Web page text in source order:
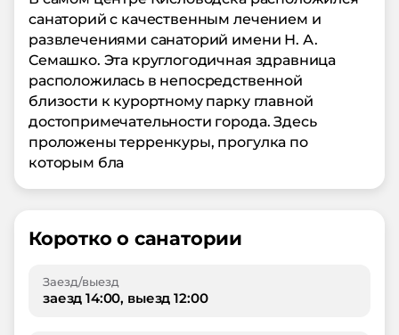
санаторий с качественным лечением и
развлечениями санаторий имени Н. А.
Семашко. Эта круглогодичная здравница
расположилась в непосредственной
близости к курортному парку главной
достопримечательности города. Здесь
проложены терренкуры, прогулка по
которым бла
Коротко о санатории
Заезд/выезд
заезд 14:00, выезд 12:00